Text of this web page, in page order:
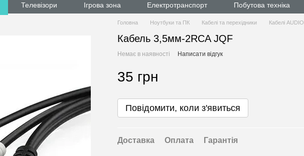
Телевізори Ігрова зона Електротранспорт Побутова техніка
Головна Ноутбуки та ПК Кабелі та перехідники Кабелі AUDIO
Кабель 3,5мм-2RCA JQF
Немає в наявності Написати відгук
35 грн
Повідомити, коли з'явиться
Доставка Оплата Гарантія